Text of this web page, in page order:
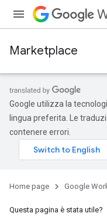
Marketplace
Google utilizza la
lingua preferita. Le
contenere errori.
Home page Google
Questa pagina è stata utile?